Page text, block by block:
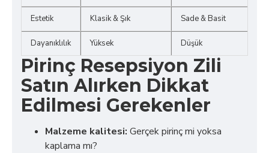
Estetik Klasik & Şık Sade & Basit
Dayanıklılık Yüksek Düşük
Pirinç Resepsiyon Zili
Satın Alırken Dikkat
Edilmesi Gerekenler
Malzeme kalitesi: Gerçek pirinç mi yoksa
kaplama mı?